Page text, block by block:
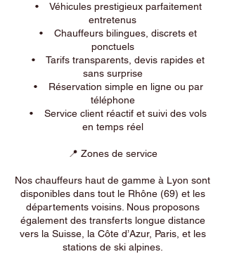
• Véhicules prestigieux parfaitement
entretenus
• Chauffeurs bilingues, discrets et
ponctuels
• Tarifs transparents, devis rapides et
sans surprise
• Réservation simple en ligne ou par
téléphone
• Service client réactif et suivi des vols
en temps réel
📍 Zones de service
Nos chauffeurs haut de gamme à Lyon sont
disponibles dans tout le Rhône (69) et les
départements voisins. Nous proposons
également des transferts longue distance
vers la Suisse, la Côte d’Azur, Paris, et les
stations de ski alpines.